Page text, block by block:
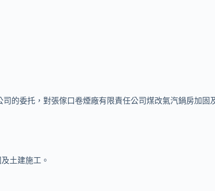
委托，對張傢口卷煙廠有限責任公司煤改氣汽鍋房加固
土建施工。